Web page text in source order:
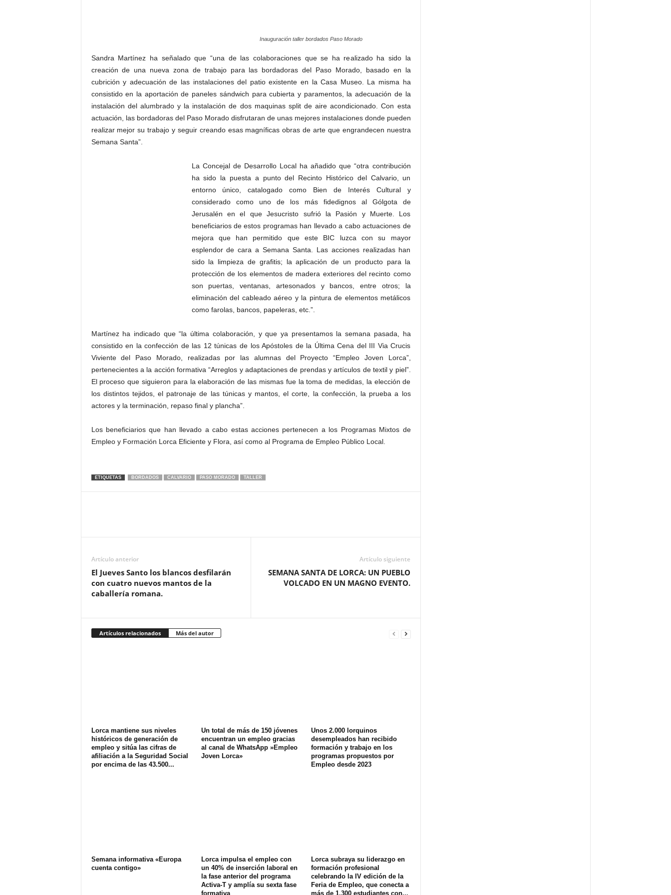
Inauguración taller bordados Paso Morado
Sandra Martínez ha señalado que “una de las colaboraciones que se ha realizado ha sido la
creación de una nueva zona de trabajo para las bordadoras del Paso Morado, basado en la
cubrición y adecuación de las instalaciones del patio existente en la Casa Museo. La misma ha
consistido en la aportación de paneles sándwich para cubierta y paramentos, la adecuación de la
instalación del alumbrado y la instalación de dos maquinas split de aire acondicionado. Con esta
actuación, las bordadoras del Paso Morado disfrutaran de unas mejores instalaciones donde pueden
realizar mejor su trabajo y seguir creando esas magníficas obras de arte que engrandecen nuestra
Semana Santa”.
La Concejal de Desarrollo Local ha añadido que “otra contribución
ha sido la puesta a punto del Recinto Histórico del Calvario, un
entorno único, catalogado como Bien de Interés Cultural y
considerado como uno de los más fidedignos al Gólgota de
Jerusalén en el que Jesucristo sufrió la Pasión y Muerte. Los
beneficiarios de estos programas han llevado a cabo actuaciones de
mejora que han permitido que este BIC luzca con su mayor
esplendor de cara a Semana Santa. Las acciones realizadas han
sido la limpieza de grafitis; la aplicación de un producto para la
protección de los elementos de madera exteriores del recinto como
son puertas, ventanas, artesonados y bancos, entre otros; la
eliminación del cableado aéreo y la pintura de elementos metálicos
como farolas, bancos, papeleras, etc.”.
Martínez ha indicado que “la última colaboración, y que ya presentamos la semana pasada, ha
consistido en la confección de las 12 túnicas de los Apóstoles de la Última Cena del III Via Crucis
Viviente del Paso Morado, realizadas por las alumnas del Proyecto “Empleo Joven Lorca”,
pertenecientes a la acción formativa “Arreglos y adaptaciones de prendas y artículos de textil y piel”.
El proceso que siguieron para la elaboración de las mismas fue la toma de medidas, la elección de
los distintos tejidos, el patronaje de las túnicas y mantos, el corte, la confección, la prueba a los
actores y la terminación, repaso final y plancha”.
Los beneficiarios que han llevado a cabo estas acciones pertenecen a los Programas Mixtos de
Empleo y Formación Lorca Eficiente y Flora, así como al Programa de Empleo Público Local.
ETIQUETAS BORDADOS CALVARIO PASO MORADO TALLER
Artículo anterior
El Jueves Santo los blancos desfilarán
con cuatro nuevos mantos de la
caballería romana.
Artículo siguiente
SEMANA SANTA DE LORCA: UN PUEBLO
VOLCADO EN UN MAGNO EVENTO.
Artículos relacionados Más del autor
Lorca mantiene sus niveles
históricos de generación de
empleo y sitúa las cifras de
afiliación a la Seguridad Social
por encima de las 43.500...
Un total de más de 150 jóvenes
encuentran un empleo gracias
al canal de WhatsApp »Empleo
Joven Lorca»
Unos 2.000 lorquinos
desempleados han recibido
formación y trabajo en los
programas propuestos por
Empleo desde 2023
Semana informativa «Europa
cuenta contigo»
Lorca impulsa el empleo con
un 40% de inserción laboral en
la fase anterior del programa
Activa-T y amplía su sexta fase
formativa
Lorca subraya su liderazgo en
formación profesional
celebrando la IV edición de la
Feria de Empleo, que conecta a
más de 1.300 estudiantes con...